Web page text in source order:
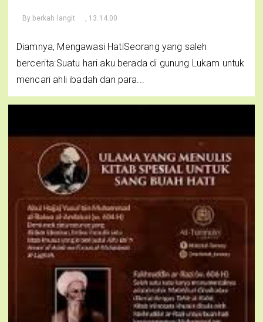
By berkah langit , 13.14.00
Diamnya, Mengawasi HatiSeorang yang saleh
bercerita:Suatu hari aku berada di gunung Lukam untuk
mencari ahli ibadah dan para...